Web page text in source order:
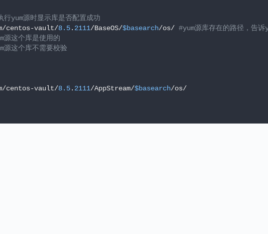
行yum源时显示库是否配置成功
centos-vault/8.5. 2111/BaseOS/$basearch/os/ #yum源库存在的路径，告诉
源这个库是使用的
源这个库不需要校验
centos-vault/8.5. 2111/AppStream/$basearch